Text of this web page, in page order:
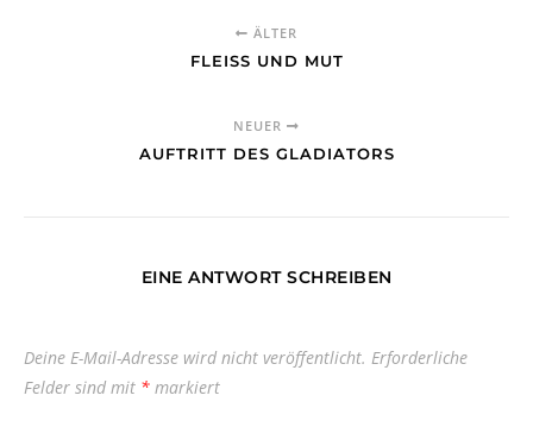
ÄLTER
FLEISS UND MUT
NEUER
AUFTRITT DES GLADIATORS
EINE ANTWORT SCHREIBEN
Deine E-Mail-Adresse wird nicht veröffentlicht. Erforderliche
Felder sind mit * markiert